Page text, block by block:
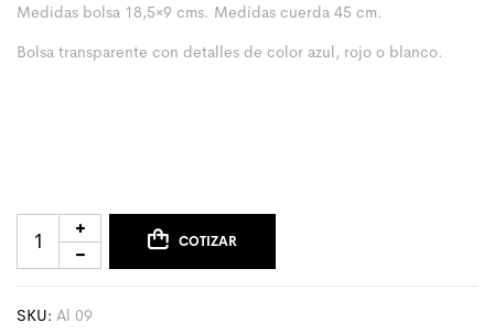
Medidas bolsa 18,5×9 cms. Medidas cuerda 45 cm.
Bolsa transparente con detalles de color azul, rojo o blanco.
COTIZAR
SKU: Al 09